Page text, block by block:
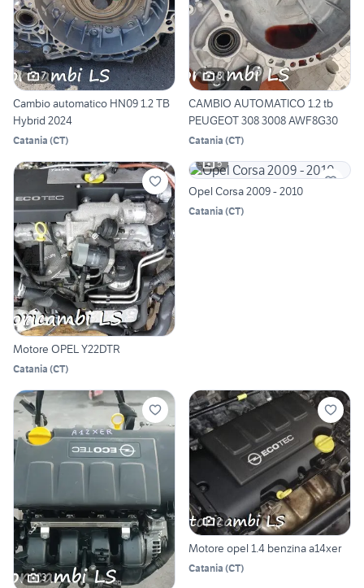
7
Cambio automatico HN09 1.2 TB
Hybrid 2024
Catania (CT)
8
CAMBIO AUTOMATICO 1.2 tb
PEUGEOT 308 3008 AWF8G30
Catania (CT)
Motore OPEL Y22DTR
Catania (CT)
5
Opel Corsa 2009 - 2010
Catania (CT)
3
2
Motore opel 1.4 benzina a14xer
Catania (CT)